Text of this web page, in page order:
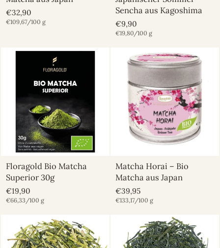
€32,90
€109,67/100 g
Sencha aus Kagoshima
€9,90
€19,80/100 g
Floragold Bio Matcha
Superior 30g
€19,90
€66,33/100 g
Matcha Horai – Bio
Matcha aus Japan
€39,95
€133,17/100 g